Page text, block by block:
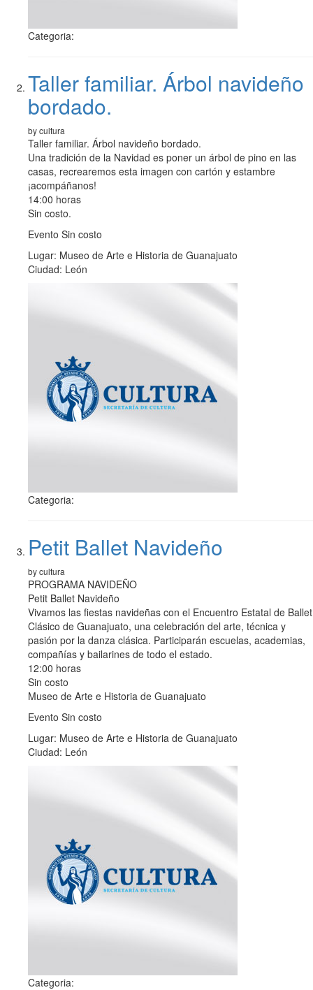
Categoria:
Taller familiar. Árbol navideño
bordado.
by cultura
Taller familiar. Árbol navideño bordado.
Una tradición de la Navidad es poner un árbol de pino en las
casas, recrearemos esta imagen con cartón y estambre
¡acompáñanos!
14:00 horas
Sin costo.
Evento Sin costo
Lugar: Museo de Arte e Historia de Guanajuato
Ciudad: León
Categoria:
Petit Ballet Navideño
by cultura
PROGRAMA NAVIDEÑO
Petit Ballet Navideño
Vivamos las fiestas navideñas con el Encuentro Estatal de Ballet
Clásico de Guanajuato, una celebración del arte, técnica y
pasión por la danza clásica. Participarán escuelas, academias,
compañías y bailarines de todo el estado.
12:00 horas
Sin costo
Museo de Arte e Historia de Guanajuato
Evento Sin costo
Lugar: Museo de Arte e Historia de Guanajuato
Ciudad: León
Categoria: